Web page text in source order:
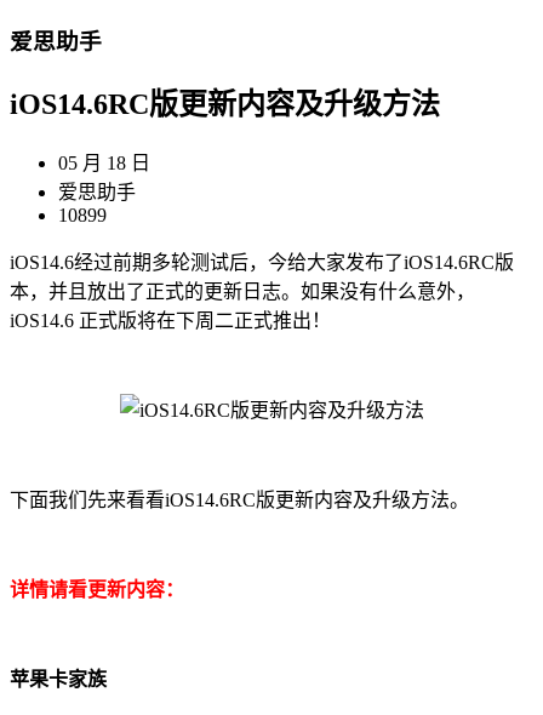
爱思助手
iOS14.6RC版更新内容及升级方法
05 月 18 日
爱思助手
10899
iOS14.6经过前期多轮测试后，今给大家发布了iOS14.6RC版
本，并且放出了正式的更新日志。如果没有什么意外，
iOS14.6 正式版将在下周二正式推出！
下面我们先来看看iOS14.6RC版更新内容及升级方法。
详情请看更新内容：
苹果卡家族